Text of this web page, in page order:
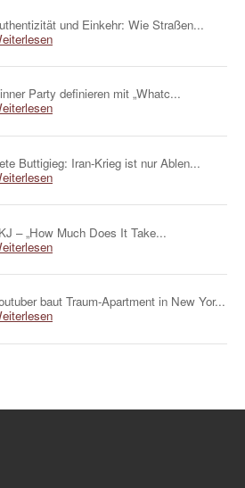
und Einkehr: Wie Straßen...
Party definieren mit „Whatc...
Buttigieg: Iran-Krieg ist nur Ablen...
– „How Much Does It Take...
baut Traum-Apartment in New Yor...